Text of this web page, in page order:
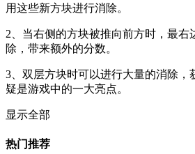
用这些新方块进行消除。
2、当右侧的方块被推向前方时，最右
除，带来额外的分数。
3、双层方块时可以进行大量的消除，
疑是游戏中的一大亮点。
显示全部
热门推荐